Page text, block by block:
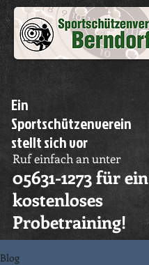
Ruf einfach an unter
05631-1273für ein
kostenloses
Probetraining!
Ein
Sportschützenverein
stellt sich vor
Blog